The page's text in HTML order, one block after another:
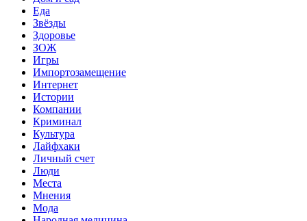
Еда
Звёзды
Здоровье
ЗОЖ
Игры
Импортозамещение
Интернет
Истории
Компании
Криминал
Культура
Лайфхаки
Личный счет
Люди
Места
Мнения
Мода